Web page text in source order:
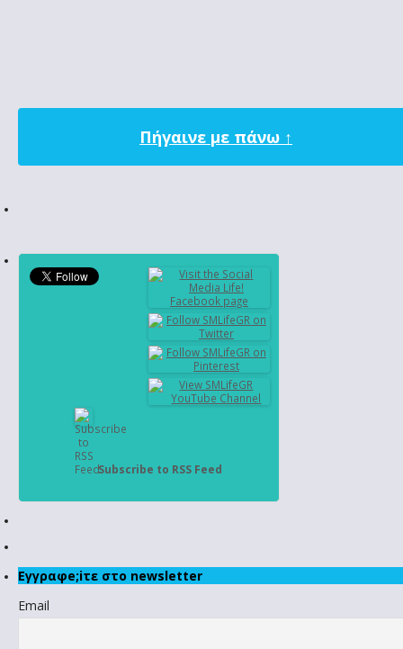
Πήγαινε με πάνω ↑
Subscribe to RSS Feed
Εγγραφe;iτε στο newsletter
Email